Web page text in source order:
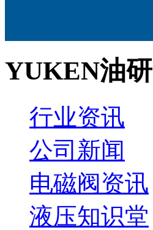
YUKEN油研
行业资讯
公司新闻
电磁阀资讯
液压知识堂